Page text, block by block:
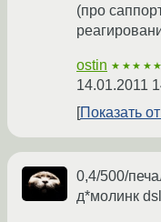
(про
ostin ★★★★★
14.01.2011
Показать
0,4/500/
д*молинк